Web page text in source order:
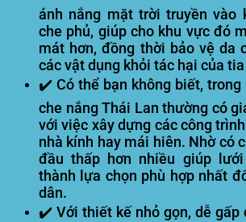
ánh nắng mặt trời truyền vào
che phủ, giúp cho khu vực đó
mát hơn, đồng thời bảo vệ da
các vật dụng khỏi tác hại của tia
✔️ Có thể bạn không biết, trong
che nắng Thái Lan thường có
với việc xây dựng các công
nhà kính hay mái hiên. Nhờ có
đầu thấp hơn nhiều giúp
thành lựa chọn phù hợp nhất
dân.
✔️ Với thiết kế nhỏ gọn, dễ gấp